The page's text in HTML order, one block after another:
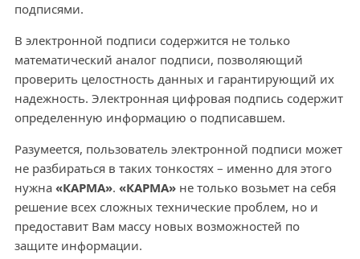
подписями.
В электронной подписи содержится не только
математический аналог подписи, позволяющий
проверить целостность данных и гарантирующий их
надежность. Электронная цифровая подпись содержит
определенную информацию о подписавшем.
Разумеется, пользователь электронной подписи может
не разбираться в таких тонкостях – именно для этого
нужна «КАРМА». «КАРМА»не только возьмет на себя
решение всех сложных технические проблем, но и
предоставит Вам массу новых возможностей по
защите информации.